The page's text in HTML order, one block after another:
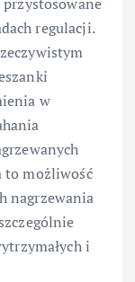
regulacji.
w
to możliwość
nagrzewania
i